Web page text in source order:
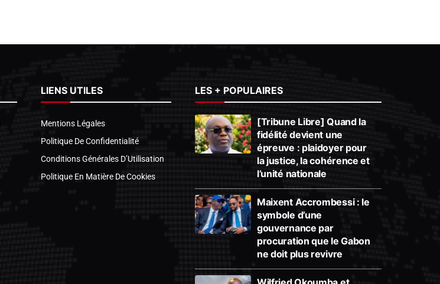
LIENS UTILES
Mentions Légales
Politique De Confidentialité
Conditions Générales D’Utilisation
Politique En Matière De Cookies
LES + POPULAIRES
[Tribune Libre] Quand la
fidélité devient une
épreuve : plaidoyer pour
la justice, la cohérence et
l’unité nationale
Maixent Accrombessi : le
symbole d’une
gouvernance par
procuration que le Gabon
ne doit plus revivre